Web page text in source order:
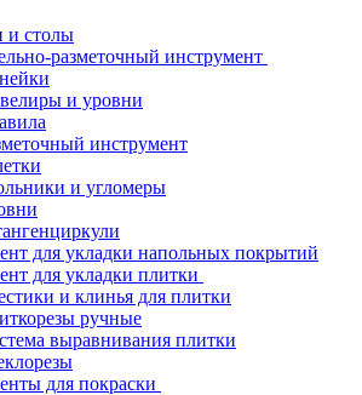
и столы
разметочный инструмент
и уровни
инструмент
и угломеры
для укладки напольных покрытий
для укладки плитки
и клинья для плитки
ручные
выравнивания плитки
для покраски